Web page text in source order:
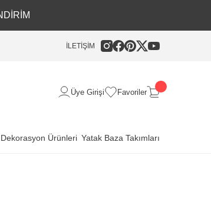
İLETİŞİM
Üye Girişi Favoriler
Ürünleri Yatak Baza Takımları